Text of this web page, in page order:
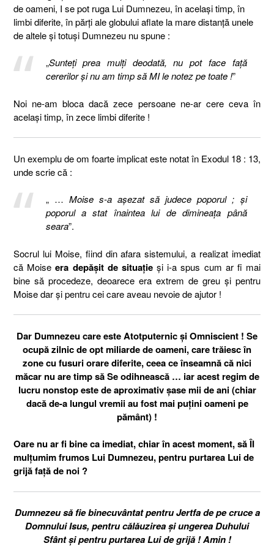
de oameni, I se pot ruga Lui Dumnezeu, în același timp, în
limbi diferite, în părți ale globului aflate la mare distanță unele
de altele și totuși Dumnezeu nu spune :
„Sunteți prea mulți deodată, nu pot face față
cererilor și nu am timp să MI le notez pe toate !”
Noi ne-am bloca dacă zece persoane ne-ar cere ceva în
același timp, în zece limbi diferite !
Un exemplu de om foarte implicat este notat în Exodul 18 : 13,
unde scrie că :
„ … Moise s-a aşezat să judece poporul ; şi
poporul a stat înaintea lui de dimineaţa până
seara”.
Socrul lui Moise, fiind din afara sistemului, a realizat imediat
că Moiseera depășit de situațieși i-a spus cum ar fi mai
bine să procedeze, deoarece era extrem de greu și pentru
Moise dar și pentru cei care aveau nevoie de ajutor !
Dar Dumnezeu care este Atotputernic și Omniscient ! Se
ocupă zilnic de opt miliarde de oameni, care trăiesc în
zone cu fusuri orare diferite, ceea ce înseamnă că nici
măcar nu are timp să Se odihnească … iar acest regim de
lucru nonstop este de aproximativ șase mii de ani (chiar
dacă de-a lungul vremii au fost mai puțini oameni pe
pământ) !
Oare nu ar fi bine ca imediat, chiar în acest moment, să ÎI
mulțumim frumos Lui Dumnezeu, pentru purtarea Lui de
grijă față de noi ?
Dumnezeu să fie binecuvântat pentru Jertfa de pe cruce a
Domnului Isus, pentru călăuzirea și ungerea Duhului
Sfânt și pentru purtarea Lui de grijă ! Amin !